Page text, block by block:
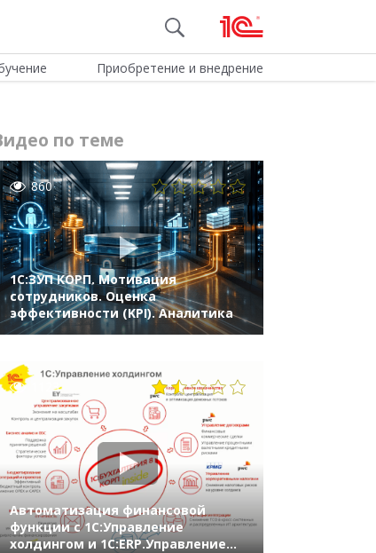
Приобретение и внедрение
по теме
860
1С:ЗУП КОРП. Мотивация
сотрудников. Оценка
эффективности (KPI). Аналитика
1123
Автоматизация финансовой
функции с 1С:Управление
холдингом и 1С:ERP.Управление